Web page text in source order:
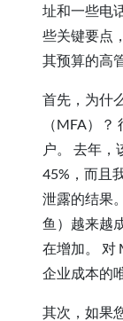
址和一些电
些关键要点
其预算的高
首先，为什
（MFA）
户。 去年，
45%，而且
泄露的结果
鱼）越来越
在增加。 对
企业成本的
其次，如果